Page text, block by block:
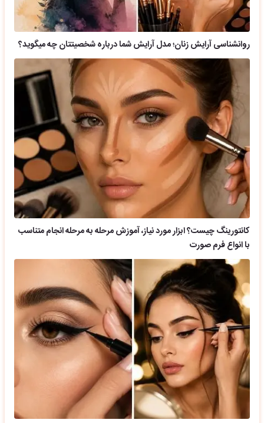
روانشناسی آرایش زنان؛ مدل آرایش شما درباره شخصیتتان چه میگوید؟
کانتورینگ چیست؟ ابزار مورد نیاز، آموزش مرحله به مرحله انجام متناسب
با انواع فرم صورت